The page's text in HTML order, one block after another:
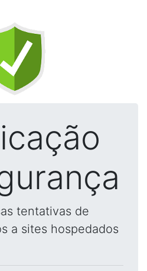
tentativas de
a sites hospedados